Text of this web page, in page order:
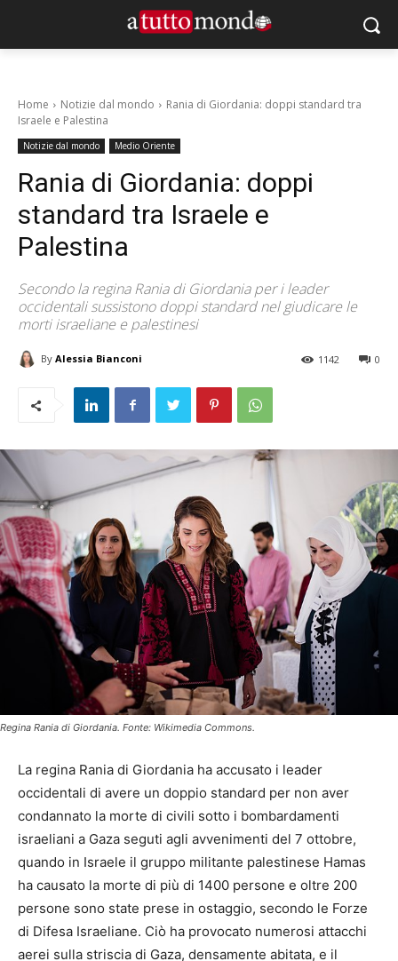
Home Notizie dal mondo
Rania di Giordania: doppi standard tra
Israele e Palestina
Notizie dal mondo Medio Oriente
Rania di Giordania: doppi
standard tra Israele e
Palestina
Secondo la regina Rania di Giordania per i leader
occidentali sussistono doppi standard nel giudicare le
morti israeliane e palestinesi
By Alessia Bianconi 0
1142
Regina Rania di Giordania. Fonte: Wikimedia Commons.
La regina Rania di Giordania ha accusato i leader
occidentali di avere un doppio standard per non aver
condannato la morte di civili sotto i bombardamenti
israeliani a Gaza seguti agli avvenimenti del 7 ottobre,
quando in Israele il gruppo militante palestinese Hamas
ha causato la morte di più di 1400 persone e oltre 200
persone sono state prese in ostaggio, secondo le Forze
di Difesa Israeliane. Ciò ha provocato numerosi attacchi
aerei sulla striscia di Gaza, densamente abitata, e il